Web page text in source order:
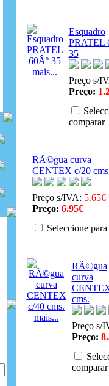
mais...
Esquadro
PRATEL
35
Preço s/
Preço:
comparar
RÃ©gua curva
CENTEX c/20
Preço s/IVA: 5.65€
Preço: 6.95€
Seleccione
mais...
RÃ©gua
curva
cms.
Preço s/
Preço:
comparar